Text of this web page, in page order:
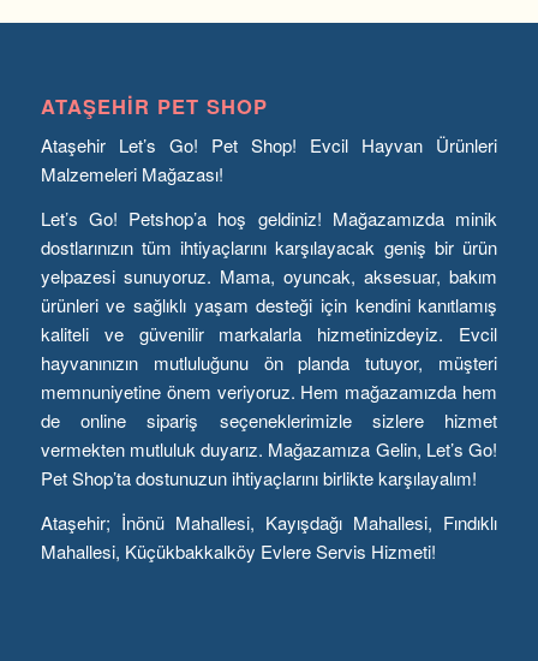
ATAŞEHIR PET SHOP
Ataşehir Let’s Go! Pet Shop! Evcil Hayvan Ürünleri
Malzemeleri Mağazası!
Let’s Go! Petshop’a hoş geldiniz! Mağazamızda minik
dostlarınızın tüm ihtiyaçlarını karşılayacak geniş bir ürün
yelpazesi sunuyoruz. Mama, oyuncak, aksesuar, bakım
ürünleri ve sağlıklı yaşam desteği için kendini kanıtlamış
kaliteli ve güvenilir markalarla hizmetinizdeyiz. Evcil
hayvanınızın mutluluğunu ön planda tutuyor, müşteri
memnuniyetine önem veriyoruz. Hem mağazamızda hem
de online sipariş seçeneklerimizle sizlere hizmet
vermekten mutluluk duyarız. Mağazamıza Gelin, Let’s Go!
Pet Shop’ta dostunuzun ihtiyaçlarını birlikte karşılayalım!
Ataşehir; İnönü Mahallesi, Kayışdağı Mahallesi, Fındıklı
Mahallesi, Küçükbakkalköy Evlere Servis Hizmeti!